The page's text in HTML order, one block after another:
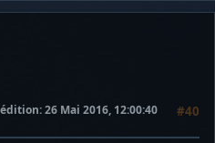
#40
: 26 Mai 2016, 12:00:40